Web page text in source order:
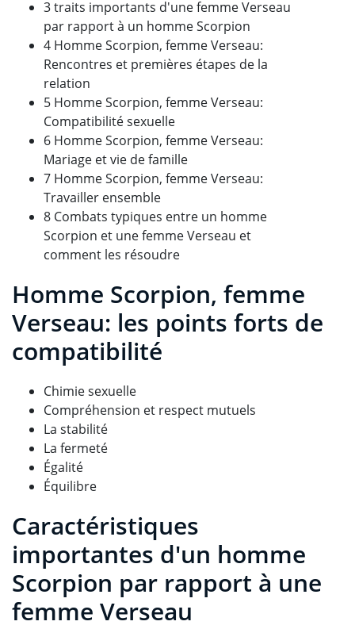
3 traits importants d'une femme Verseau
par rapport à un homme Scorpion
4 Homme Scorpion, femme Verseau:
Rencontres et premières étapes de la
relation
5 Homme Scorpion, femme Verseau:
Compatibilité sexuelle
6 Homme Scorpion, femme Verseau:
Mariage et vie de famille
7 Homme Scorpion, femme Verseau:
Travailler ensemble
8 Combats typiques entre un homme
Scorpion et une femme Verseau et
comment les résoudre
Homme Scorpion, femme
Verseau: les points forts de
compatibilité
Chimie sexuelle
Compréhension et respect mutuels
La stabilité
La fermeté
Égalité
Équilibre
Caractéristiques
importantes d'un homme
Scorpion par rapport à une
femme Verseau